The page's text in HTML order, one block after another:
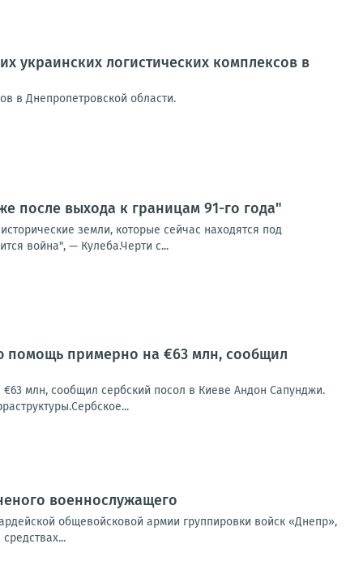
логистических комплексов в
в Днепропетровской области.
после выхода к границам 91-го года"
земли, которые сейчас находятся под
война", — Кулеба.Черти с...
помощь примерно на €63 млн, сообщил
млн, сообщил сербский посол в Киеве Андон Сапунджи.
военнослужащего
общевойсковой армии группировки войск «Днепр»,